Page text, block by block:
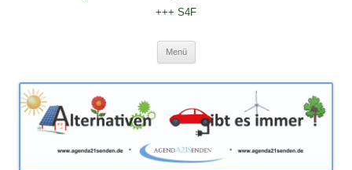
+++ S4F
Menü